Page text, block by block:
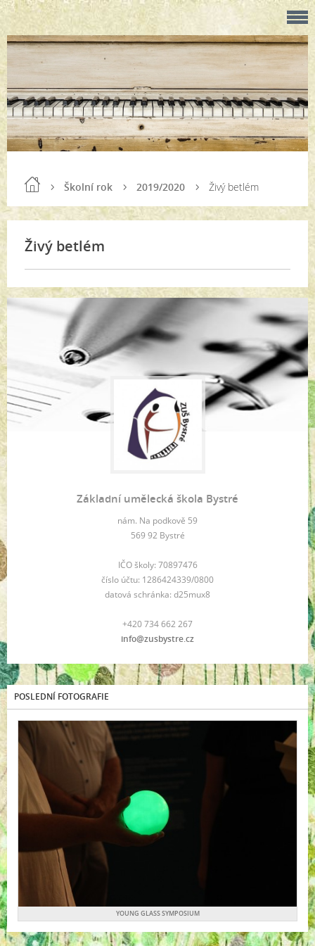
Školní rok 2019/2020 Živý betlém
Živý betlém
Základní umělecká škola Bystré
nám. Na podkově 59
569 92 Bystré
IČO školy: 70897476
číslo účtu: 1286424339/0800
datová schránka: d25mux8
+420 734 662 267
info@zusbystre.cz
POSLEDNÍ FOTOGRAFIE
YOUNG GLASS SYMPOSIUM